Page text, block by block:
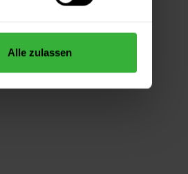
Alle zulassen